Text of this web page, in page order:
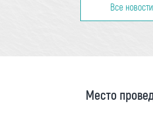
Все новости
Место